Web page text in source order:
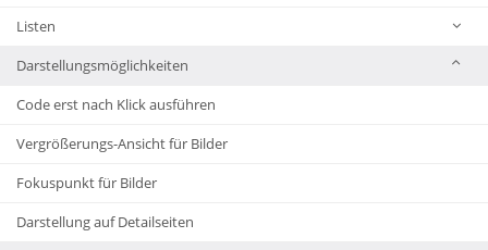
Listen
Darstellungsmöglichkeiten
Code erst nach Klick ausführen
Vergrößerungs-Ansicht für Bilder
Fokuspunkt für Bilder
Darstellung auf Detailseiten